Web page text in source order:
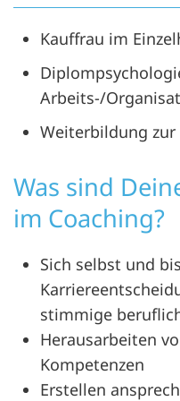
Was sind
im Coaching?
Sich selbst und
stimmige
Herausarbeiten
Kompetenzen
Erstellen
Kauffrau im
Arbeits-/
Weiterbildung zur